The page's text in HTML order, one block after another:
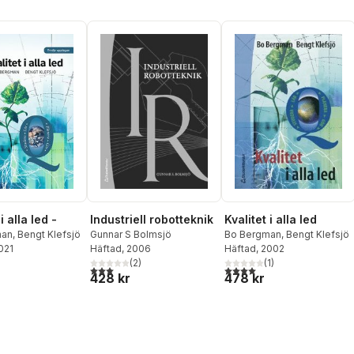
alla led -
, Bengt Klefsjö
Industriell robotteknik
Gunnar S Bolmsjö
Häftad, 2006
3,0utav 5 stjärnor. Totalt antal röster:
(2)
428 kr
Kvalitet i alla led
Bo Bergman, Bengt Klefsjö
Häftad, 2002
4,0utav 5 stjärnor. Totalt
(1)
478 kr